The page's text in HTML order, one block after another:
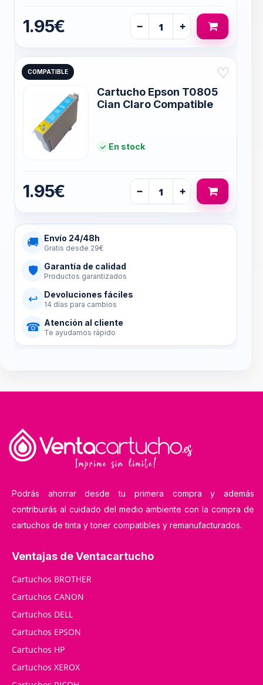
1.95€ − +
COMPATIBLE ♡
Cartucho Epson T0805
Cian Claro Compatible
En stock
1.95€ − +
🚚 Envío 24/48h
Gratis desde 29€
🛡 Garantía de calidad
Productos garantizados
↩ Devoluciones fáciles
14 días para cambios
☎ Atención al cliente
Te ayudamos rápido
Podrás ahorrar desde tu primera compra y además
contribuirás al cuidado del medio ambiente con la compra de
cartuchos de tinta y toner compatibles y remanufacturados.
Ventajas de Ventacartucho
Cartuchos BROTHER
Cartuchos CANON
Cartuchos DELL
Cartuchos EPSON
Cartuchos HP
Cartuchos XEROX